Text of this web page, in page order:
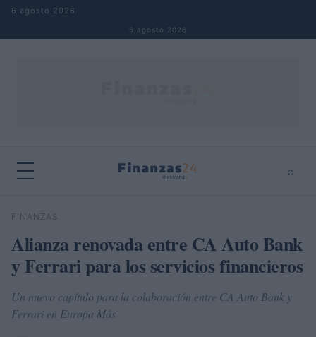
Saltar al contenido
6 agosto 2026
6 agosto 2026
⌕
Buscar
FINANZAS
Alianza renovada entre CA Auto Bank
y Ferrari para los servicios financieros
Un nuevo capítulo para la colaboración entre CA Auto Bank y
Ferrari en Europa Más